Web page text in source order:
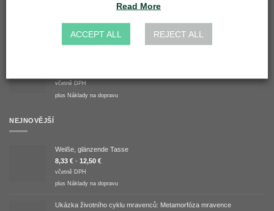
13,36€
včetně DPH
plus Náklady na dopravu
NEJNOVĚJŠÍ
Weiße, glänzende Tasse
8,33 € - 12,50 €
včetně DPH
plus Náklady na dopravu
Ukázka životního cyklu mravenců: Metamorfóza mravence
Read More
ACCEPT ALL REJECT ALL